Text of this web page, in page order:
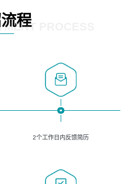
工具使用；
nginx等；
程 PROCESS
2个工作日内反馈简历